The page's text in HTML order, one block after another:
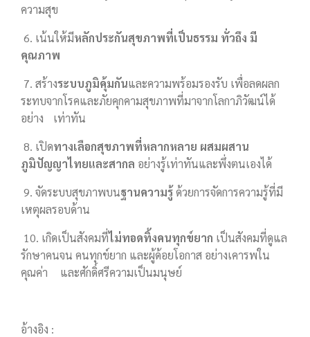
ความสุข
6. เน้นให้มีหลักประกันสุขภาพที่เป็นธรรม ทั่วถึง มี
คุณภาพ
7. สร้างระบบภูมิคุ้มกันและความพร้อมรองรับ เพื่อลดผลก
ระทบจากโรคและภัยคุกคามสุขภาพที่มาจากโลกาภิวัฒน์ได้
อย่าง เท่าทัน
8. เปิดทางเลือกสุขภาพที่หลากหลาย ผสมผสาน
ภูมิปัญญาไทยและสากล อย่างรู้เท่าทันและพึ่งตนเองได้
9. จัดระบบสุขภาพบนฐานความรู้ด้วยการจัดการความรู้ที่มี
เหตุผลรอบด้าน
10. เกิดเป็นสังคมที่ไม่ทอดทิ้งคนทุกข์ยาก เป็นสังคมที่ดูแล
รักษาคนจน คนทุกข์ยาก และผู้ด้อยโอกาส อย่างเคารพใน
คุณค่า และศักดิ์ศรีความเป็นมนุษย์
อ้างอิง :